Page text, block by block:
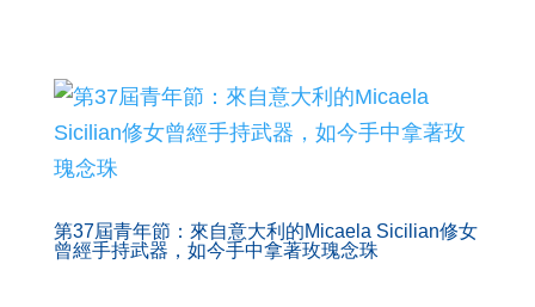
第37屆青年節：來自意大利的Micaela Sicilian修女
曾經手持武器，如今手中拿著玫瑰念珠